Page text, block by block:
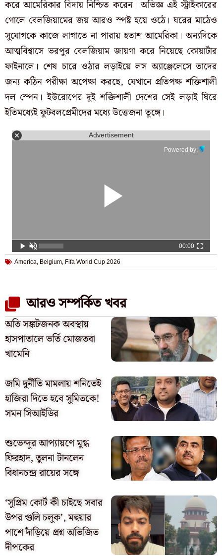
করে আমেরিকার বিদায় নিশ্চিত করেন। অভিজ্ঞ এই স্ট্রাইকারের
গোলে বেলজিয়ামের জয় আরও স্পষ্ট হয়ে ওঠে।ঘরের মাঠেও
সুযোগকে কাজে লাগাতে না পারায় হতাশ আমেরিকা। অন্যদিকে
আত্মবিশ্বাসে ভরপুর বেলজিয়াম জায়গা করে নিয়েছে কোয়ার্টার
ফাইনালে। শেষ চারে ওঠার লড়াইয়ে লস অ্যাঞ্জেলেসে তাদের
জন্য কঠিন পরীক্ষা অপেক্ষা করছে, যেখানে প্রতিপক্ষ শক্তিশালী
দল স্পেন। ইউরোপের দুই শক্তিশালী দেশের সেই লড়াই ঘিরে
ইতিমধ্যেই ফুটবলপ্রেমীদের মধ্যে উত্তেজনা তুঙ্গে।
Advertisement
Powered by:
00:00
America, Belgium, Fifa World Cup 2026
আরও সম্পর্কিত খবর
অতি সঙ্কটজনক অবস্থায়
হাসপাতালে ভর্তি মোজতবা
খামেনি
জমি দুর্নীতি মামলায় শনিতেই
হাজিরা দিতে হবে সুমিতকে!
সমন সিআইডির
শুভেন্দুর আপ্যায়ণে মুগ্ধ
ফিরহাদ, তুলনা টানলেন
বিধানচন্দ্র রায়ের সঙ্গে
‘সুপ্রিম কোর্ট কী চাইছে সবার
উপর গুলি চলুক’, মহুয়ার
পাশে দাঁড়িয়ে প্রশ্ন অভিজিত
দীপকের